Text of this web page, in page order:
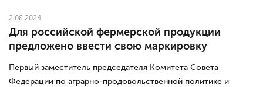
2.08.2024
Для российской фермерской продукции
предложено ввести свою маркировку
Первый заместитель председателя Комитета Совета
Федерации по аграрно-продовольственной политике и